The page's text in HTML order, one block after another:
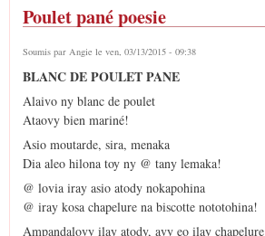
Poulet pané poesie
Soumis par Angie le ven, 03/13/2015 - 09:38
BLANC DE POULET PANE
Alaivo ny blanc de poulet
Ataovy bien mariné!
Asio moutarde, sira, menaka
Dia aleo hilona toy ny @ tany lemaka!
@ lovia iray asio atody nokapohina
@ iray kosa chapelure na biscotte nototohina!
Ampandalovy ilay atody, avy eo ilay chapelure